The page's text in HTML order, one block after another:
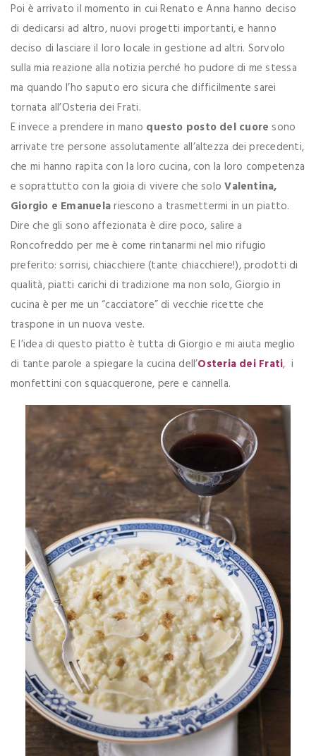
Poi è arrivato il momento in cui Renato e Anna hanno deciso
di dedicarsi ad altro, nuovi progetti importanti, e hanno
deciso di lasciare il loro locale in gestione ad altri. Sorvolo
sulla mia reazione alla notizia perché ho pudore di me stessa
ma quando l’ho saputo ero sicura che difficilmente sarei
tornata all’Osteria dei Frati.
E invece a prendere in mano questo posto del cuore sono
arrivate tre persone assolutamente all’altezza dei precedenti,
che mi hanno rapita con la loro cucina, con la loro competenza
e soprattutto con la gioia di vivere che soloValentina,
Giorgio e Emanuelariescono a trasmettermi in un piatto.
Dire che gli sono affezionata è dire poco, salire a
Roncofreddo per me è come rintanarmi nel mio rifugio
preferito: sorrisi, chiacchiere (tante chiacchiere!), prodotti di
qualità, piatti carichi di tradizione ma non solo, Giorgio in
cucina è per me un “cacciatore” di vecchie ricette che
traspone in un nuova veste.
E l’idea di questo piatto è tutta di Giorgio e mi aiuta meglio
di tante parole a spiegare la cucina dell’Osteria dei Frati, i
monfettini con squacquerone, pere e cannella.